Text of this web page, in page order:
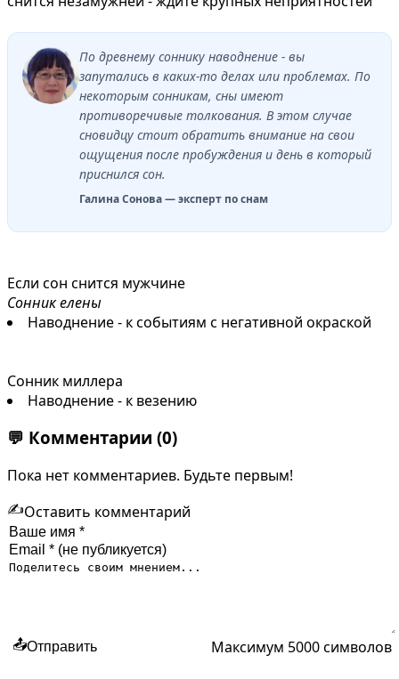
По древнему соннику наводнение - вы
запутались в каких-то делах или проблемах. По
некоторым сонникам, сны имеют
противоречивые толкования. В этом случае
сновидцу стоит обратить внимание на свои
ощущения после пробуждения и день в который
приснился сон.
Галина Сонова — эксперт по снам
Если сон снится мужчине
Сонник елены
Наводнение - к событиям с негативной окраской
Сонник миллера
Наводнение - к везению
💬 Комментарии (0)
Пока нет комментариев. Будьте первым!
✍️Оставить комментарий
📤Отправить Максимум 5000 символов